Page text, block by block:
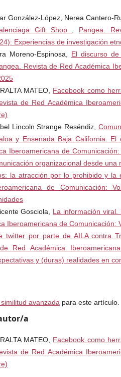
González-López, Nerea Cantero-
Gift Shop
Pangea.
Experiencias de investigación
Moreno-Espinosa, El discurso
Revista de Red Académica
MATEO, Facebook como
de Red Académica
Lincoln Strange Reséndiz,
y Ensenada Baja California.
Iberoamericana de
organizacional desde una
la atracción por lo prohibido y la
de Comunicación:
Gosciola, La información
Iberoamericana de Comunicación:
twitter por parte de AILA contra
Red Académica
y (duras) realidades en
avanzada para este artículo.
a
MATEO, Facebook como
de Red Académica